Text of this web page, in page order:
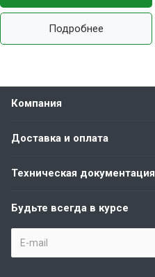
Подробнее
Компания
Доставка и оплата
Техническая документация
Будьте всегда в курсе